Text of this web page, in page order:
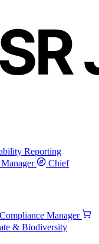
Reporting
Chief
Manager
& Biodiversity